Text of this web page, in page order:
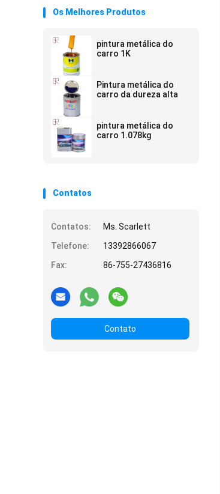
Os Melhores Produtos
pintura metálica do
carro 1K
Pintura metálica do
carro da dureza alta
pintura metálica do
carro 1.078kg
Contatos
Contatos:
Ms. Scarlett
Telefone:
13392866067
Fax:
86-755-27436816
Contato